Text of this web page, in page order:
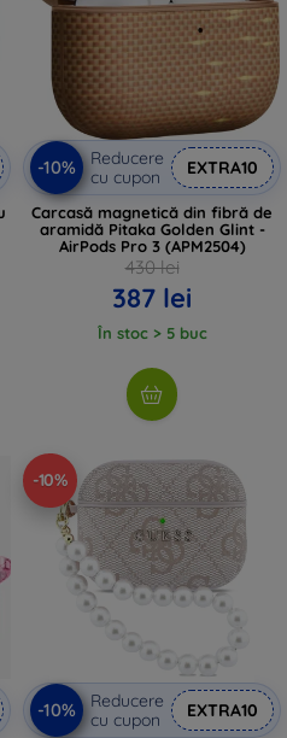
-10%
Reducere
cu cupon
EXTRA10
Carcasă magnetică din fibră de
aramidă Pitaka Golden Glint -
AirPods Pro 3 (APM2504)
430 lei
387 lei
În stoc > 5 buc
-10%
-10%
Reducere
cu cupon
EXTRA10